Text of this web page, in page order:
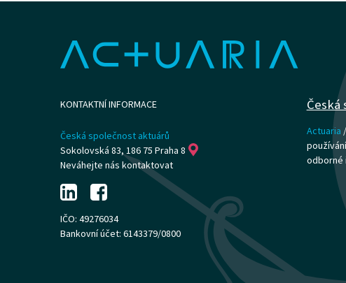
KONTAKTNÍ INFORMACE
Česká společnost aktuárů
Sokolovská 83, 186 75 Praha 8
Neváhejte nás kontaktovat
IČO: 49276034
Bankovní účet: 6143379/0800
Actuaria
odborné